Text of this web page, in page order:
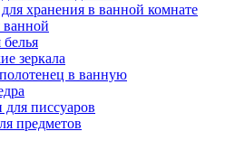
хранения в ванной комнате
зеркала
в ванную
писсуаров
предметов